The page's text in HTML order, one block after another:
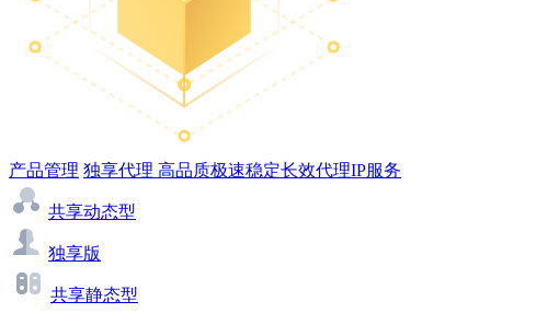
产品管理 独享代理 高品质极速稳定长效代理IP服务
共享动态型
独享版
共享静态型